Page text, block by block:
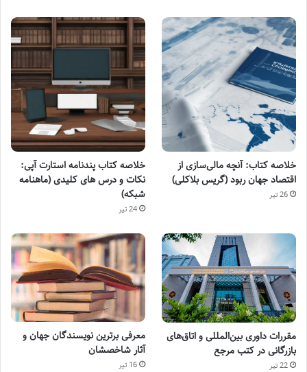
خلاصه کتاب: آنچه مالی‌سازی از
اقتصاد جهان ربود (گریس بلاکلی)
26 تیر
خلاصه کتاب پندنامه استارت آپی:
نکات و درس های کلیدی (ماهنامه
شبکه)
24 تیر
مقررات داوری بین‌المللی و اتاق‌های
بازرگانی در کتب مرجع
22 تیر
معرفی برترین نویسندگان جهان و
آثار شاخصشان
16 تیر